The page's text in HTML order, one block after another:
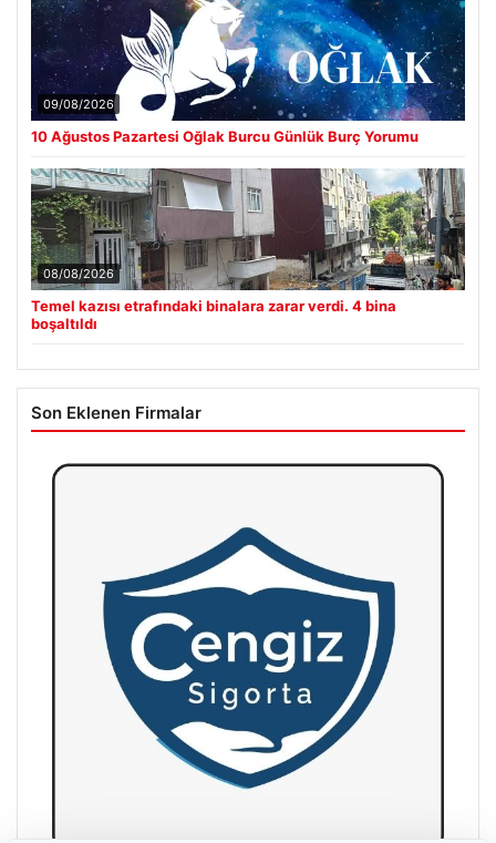
09/08/2026
10 Ağustos Pazartesi Oğlak Burcu Günlük Burç Yorumu
08/08/2026
Temel kazısı etrafındaki binalara zarar verdi. 4 bina
boşaltıldı
Son Eklenen Firmalar